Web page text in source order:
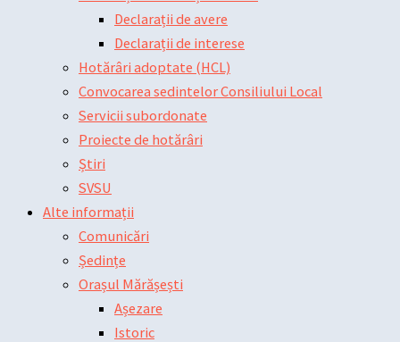
Declarații de avere
Declarații de interese
Hotărâri adoptate (HCL)
Convocarea sedintelor Consiliului Local
Servicii subordonate
Proiecte de hotărâri
Știri
SVSU
Alte informații
Comunicări
Ședințe
Orașul Mărășești
Așezare
Istoric